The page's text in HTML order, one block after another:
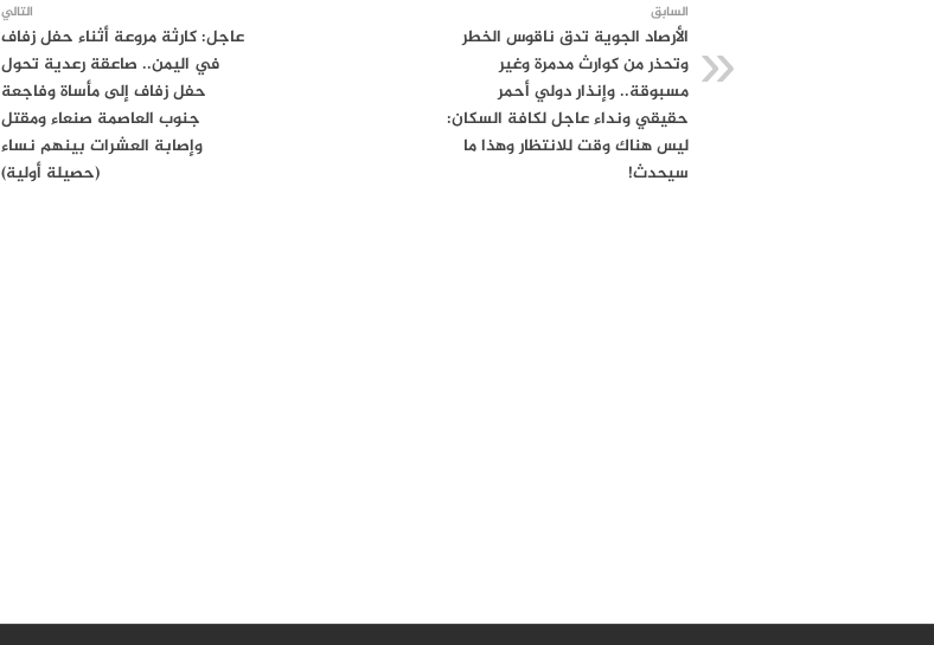
السابق
الأرصاد الجوية تدق ناقوس الخطر
وتحذر من كوارث مدمرة وغير
مسبوقة.. وإنذار دولي أحمر
حقيقي ونداء عاجل لكافة السكان:
ليس هناك وقت للانتظار وهذا ما
سيحدث!
التالي
عاجل: كارثة مروعة أثناء حفل زفاف
في اليمن.. صاعقة رعدية تحول
حفل زفاف إلى مأساة وفاجعة
جنوب العاصمة صنعاء ومقتل
وإصابة العشرات بينهم نساء
(حصيلة أولية)